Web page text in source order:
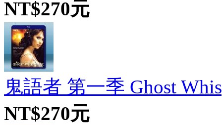
NT$270元
鬼語者 第一季 Ghost
NT$270元